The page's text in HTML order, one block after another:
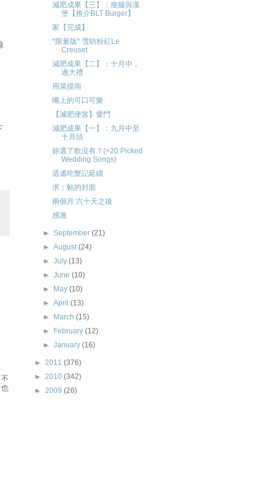
減肥成果【三】：瘦腿與漢
堡【推介BLT Burger】
家【完成】
*限量版* 雪紡粉紅Le
Creuset
減肥成果【二】：十月中，
過大禮
用菜擋雨
嘴上的可口可樂
【減肥便當】愛鬥
減肥成果【一】：九月中至
十月頭
妳選了歌沒有？(>20 Picked
Wedding Songs)
逍遙吃蟹記延續
求：帖的封面
兩個月 六十天之後
感激
►September(21)
►August(24)
►July(13)
►June(10)
►
May(10)
►April(13)
►
March(15)
►
February(12)
►January(16)
► 2011 (376)
► 2010 (342)
► 2009 (26)